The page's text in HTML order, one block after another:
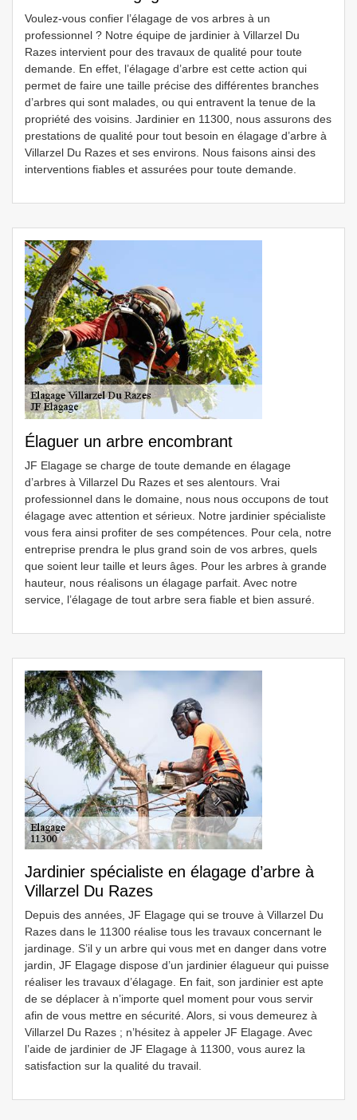
Voulez-vous confier l’élagage de vos arbres à un
professionnel ? Notre équipe de jardinier à Villarzel Du
Razes intervient pour des travaux de qualité pour toute
demande. En effet, l’élagage d’arbre est cette action qui
permet de faire une taille précise des différentes branches
d’arbres qui sont malades, ou qui entravent la tenue de la
propriété des voisins. Jardinier en 11300, nous assurons des
prestations de qualité pour tout besoin en élagage d’arbre à
Villarzel Du Razes et ses environs. Nous faisons ainsi des
interventions fiables et assurées pour toute demande.
Élaguer un arbre encombrant
JF Elagage se charge de toute demande en élagage
d’arbres à Villarzel Du Razes et ses alentours. Vrai
professionnel dans le domaine, nous nous occupons de tout
élagage avec attention et sérieux. Notre jardinier spécialiste
vous fera ainsi profiter de ses compétences. Pour cela, notre
entreprise prendra le plus grand soin de vos arbres, quels
que soient leur taille et leurs âges. Pour les arbres à grande
hauteur, nous réalisons un élagage parfait. Avec notre
service, l’élagage de tout arbre sera fiable et bien assuré.
Jardinier spécialiste en élagage d’arbre à
Villarzel Du Razes
Depuis des années, JF Elagage qui se trouve à Villarzel Du
Razes dans le 11300 réalise tous les travaux concernant le
jardinage. S’il y un arbre qui vous met en danger dans votre
jardin, JF Elagage dispose d’un jardinier élagueur qui puisse
réaliser les travaux d’élagage. En fait, son jardinier est apte
de se déplacer à n’importe quel moment pour vous servir
afin de vous mettre en sécurité. Alors, si vous demeurez à
Villarzel Du Razes ; n’hésitez à appeler JF Elagage. Avec
l’aide de jardinier de JF Elagage à 11300, vous aurez la
satisfaction sur la qualité du travail.